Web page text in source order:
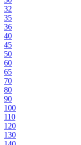
32
35
36
40
45
50
60
65
70
80
90
100
110
120
130